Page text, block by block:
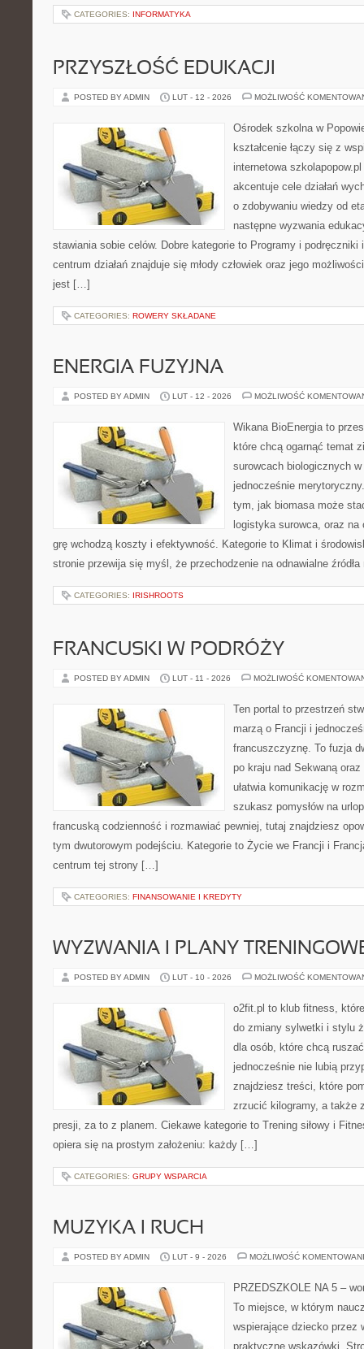
CATEGORIES: INFORMATYKA
PRZYSZŁOŚĆ EDUKACJI
POSTED BY ADMIN LUT - 12 - 2026 MOŻLIWOŚĆ
Ośrodek szkolna w
kształcenie łączy się z
internetowa
akcentuje cele działań
o zdobywaniu wiedzy od
następne wyzwania
stawiania sobie celów. Dobre kategorie to Programy i podręczniki
centrum działań znajduje się młody człowiek oraz jego
jest […]
CATEGORIES: ROWERY SKŁADANE
ENERGIA FUZYJNA
POSTED BY ADMIN LUT - 12 - 2026 MOŻLIWOŚĆ
Wikana BioEnergia to
które chcą ogarnąć temat
surowcach biologicznych
jednocześnie
tym, jak biomasa może
logistyka surowca, oraz
grę wchodzą koszty i efektywność. Kategorie to Klimat i
stronie przewija się myśl, że przechodzenie na odnawialne
CATEGORIES: IRISHROOTS
FRANCUSKI W PODRÓŻY
POSTED BY ADMIN LUT - 11 - 2026 MOŻLIWOŚĆ
Ten portal to przestrzeń
marzą o Francji i
francuszczyznę. To fuzja
po kraju nad Sekwaną
ułatwia komunikację w
szukasz pomysłów na
francuską codzienność i rozmawiać pewniej, tutaj znajdziesz
tym dwutorowym podejściu. Kategorie to Życie we Francji i
centrum tej strony […]
CATEGORIES: FINANSOWANIE I KREDYTY
WYZWANIA I PLANY
POSTED BY ADMIN LUT - 10 - 2026 MOŻLIWOŚĆ
o2fit.pl to klub fitness,
do zmiany sylwetki i stylu
dla osób, które chcą
jednocześnie nie lubią
znajdziesz treści, które
zrzucić kilogramy, a także
presji, za to z planem. Ciekawe kategorie to Trening siłowy i
opiera się na prostym założeniu: każdy […]
CATEGORIES: GRUPY WSPARCIA
MUZYKA I RUCH
POSTED BY ADMIN LUT - 9 - 2026 MOŻLIWOŚĆ
PRZEDSZKOLE NA 5 –
To miejsce, w którym
wspierające dziecko przez
praktyczne wskazówki.